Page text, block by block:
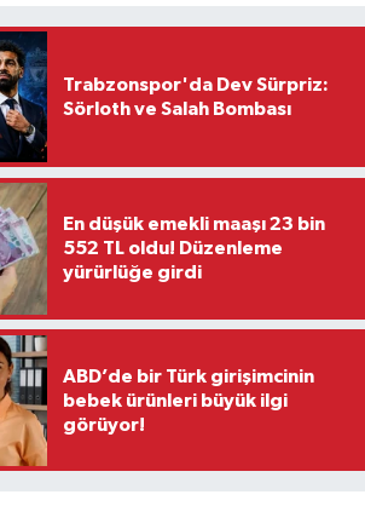
Trabzonspor'da Dev Sürpriz:
Sörloth ve Salah Bombası
En düşük emekli maaşı 23 bin
552 TL oldu! Düzenleme
yürürlüğe girdi
ABD’de bir Türk girişimcinin
bebek ürünleri büyük ilgi
görüyor!